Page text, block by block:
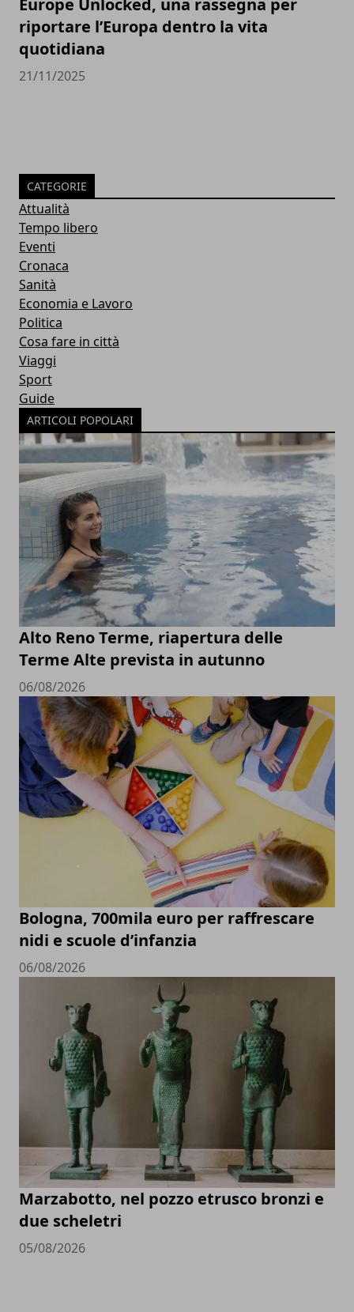
Europe Unlocked, una rassegna per
riportare l’Europa dentro la vita
quotidiana
21/11/2025
CATEGORIE
Attualità
Tempo libero
Eventi
Cronaca
Sanità
Economia e Lavoro
Politica
Cosa fare in città
Viaggi
Sport
Guide
ARTICOLI POPOLARI
Alto Reno Terme, riapertura delle
Terme Alte prevista in autunno
06/08/2026
Bologna, 700mila euro per raffrescare
nidi e scuole d’infanzia
06/08/2026
Marzabotto, nel pozzo etrusco bronzi e
due scheletri
05/08/2026